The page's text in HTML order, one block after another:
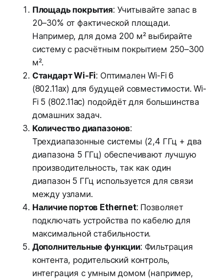
Площадь покрытия: Учитывайте запас в
20–30% от фактической площади.
Например, для дома 200 м² выбирайте
систему с расчётным покрытием 250–300
м².
Стандарт Wi-Fi: Оптимален Wi-Fi 6
(802.11ax) для будущей совместимости. Wi-
Fi 5 (802.11ac) подойдёт для большинства
домашних задач.
Количество диапазонов:
Трехдиапазонные системы (2,4 ГГц + два
диапазона 5 ГГц) обеспечивают лучшую
производительность, так как один
диапазон 5 ГГц используется для связи
между узлами.
Наличие портов Ethernet: Позволяет
подключать устройства по кабелю для
максимальной стабильности.
Дополнительные функции: Фильтрация
контента, родительский контроль,
интеграция с умным домом (например,